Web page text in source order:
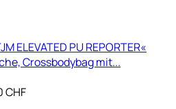
ELEVATED PU REPORTER«
Crossbodybag mit...
CHF